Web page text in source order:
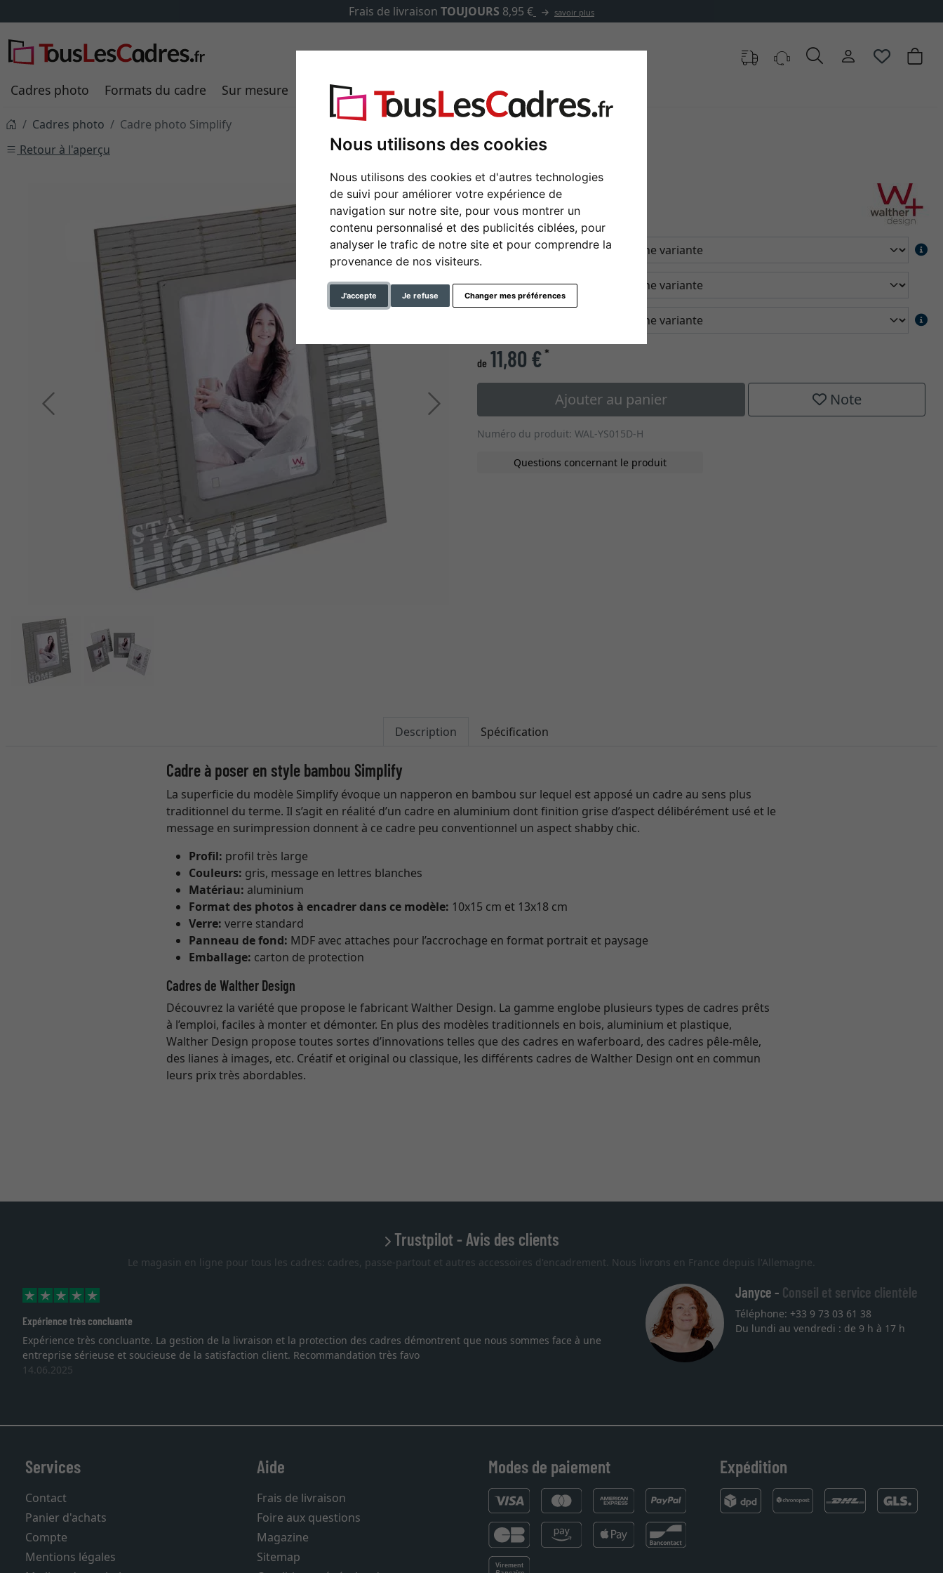
Nous utilisons des cookies
Nous utilisons des cookies et d'autres technologies
de suivi pour améliorer votre expérience de
navigation sur notre site, pour vous montrer un
contenu personnalisé et des publicités ciblées, pour
analyser le trafic de notre site et pour comprendre la
provenance de nos visiteurs.
J'accepte Je refuse Changer mes préférences
Frais de livraison TOUJOURS 8,95 € savoir plus
Cadres photo Formats du cadre Sur mesure Passe-partout Marques Accessoires
Cadres photo
Cadre photo Simplify
Retour à l'aperçu
Retour Continuer
Cadre photo Simplify
format
couleur
de 11,80 €*
Ajouter au panier Note
Numéro du produit: WAL-YS015D-H
Questions concernant le produit
Description Spécification
Cadre à poser en style bambou Simplify
La superficie du modèle Simplify évoque un napperon en bambou sur lequel est apposé un cadre au sens plus
traditionnel du terme. Il s’agit en réalité d’un cadre en aluminium dont finition grise d’aspect délibérément usé et le
message en surimpression donnent à ce cadre peu conventionnel un aspect shabby chic.
Profil: profil très large
Couleurs: gris, message en lettres blanches
Matériau: aluminium
Format des photos à encadrer dans ce modèle: 10x15 cm et 13x18 cm
Verre:verre standard
Panneau de fond: MDF avec attaches pour l’accrochage en format portrait et paysage
Emballage: carton de protection
Cadres de Walther Design
Découvrez la variété que propose le fabricant Walther Design. La gamme englobe plusieurs types de cadres prêts
à l’emploi, faciles à monter et démonter. En plus des modèles traditionnels en bois, aluminium et plastique,
Walther Design propose toutes sortes d’innovations telles que des cadres en waferboard, des cadres pêle-mêle,
des lianes à images, etc. Créatif et original ou classique, les différents cadres de Walther Design ont en commun
leurs prix très abordables.
Trustpilot - Avis des clients
Le magasin en ligne pour tous les cadres: cadres, passe-partout et autres accessoires d'encadrement. Nous livrons en France depuis l'Allemagne.
Expérience très concluante
Expérience très concluante. La gestion de la livraison et la protection des cadres démontrent que nous sommes face à une
entreprise sérieuse et soucieuse de la satisfaction client. Recommandation très favo
14.06.2025
Janyce - Conseil et service clientèle
Téléphone: +33 9 73 03 61 38
Du lundi au vendredi : de 9 h à 17 h
Services
Contact
Panier d'achats
Compte
Mentions légales
Aide
Frais de livraison
Foire aux questions
Magazine
Sitemap
Modes de paiement Expédition